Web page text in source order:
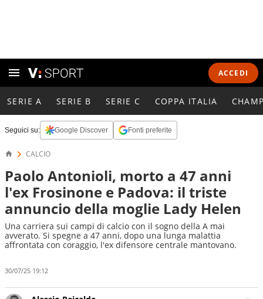
ACCEDI
SERIE A SERIE B SERIE C COPPA ITALIA
Seguici su: Google Discover Fonti preferite
CALCIO
Paolo Antonioli, morto a 47 anni
l'ex Frosinone e Padova: il triste
annuncio della moglie Lady Helen
Una carriera sui campi di calcio con il sogno della A mai
avverato. Si spegne a 47 anni, dopo una lunga malattia
affrontata con coraggio, l'ex difensore centrale mantovano.
30/07/25 19:12